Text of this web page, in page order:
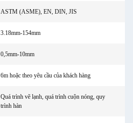
ASTM (ASME), EN, DIN, JIS
3.18mm-154mm
0,5mm-10mm
6m hoặc theo yêu cầu của khách hàng
Quá trình vẽ lạnh, quá trình cuộn nóng, quy
trình hàn